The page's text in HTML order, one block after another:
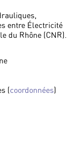
entre Électricité
du Rhône (CNR).
(coordonnées)